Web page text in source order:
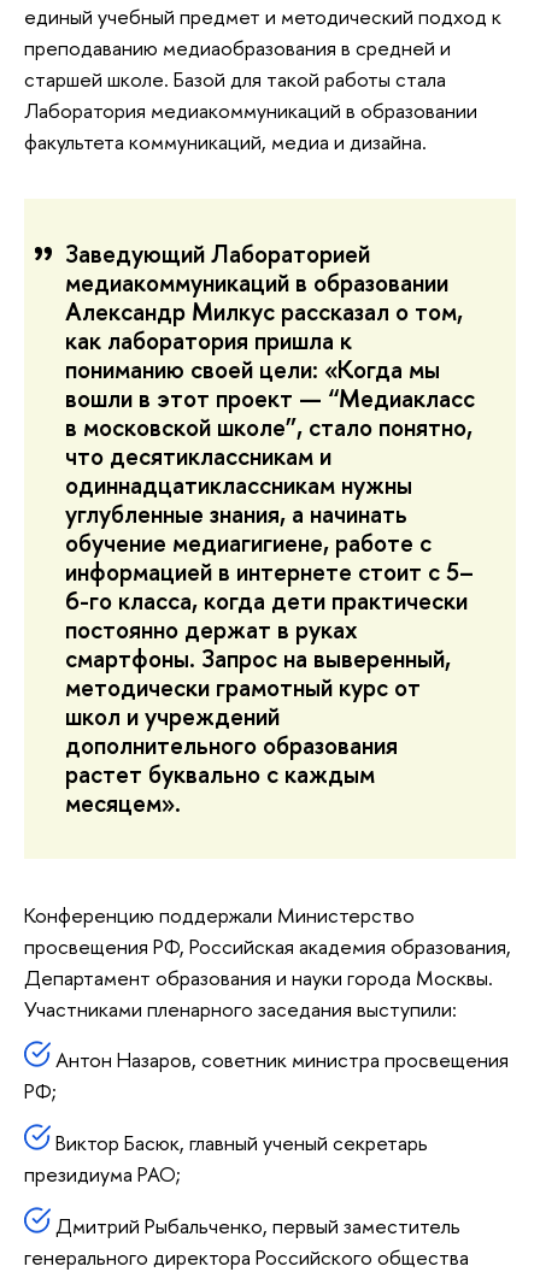
единый учебный предмет и методический подход к
преподаванию медиаобразования в средней и
старшей школе. Базой для такой работы стала
Лаборатория медиакоммуникаций в образовании
факультета коммуникаций, медиа и дизайна.
Заведующий Лабораторией
медиакоммуникаций в образовании
Александр Милкус рассказал о том,
как лаборатория пришла к
пониманию своей цели: «Когда мы
вошли в этот проект — “Медиакласс
в московской школе”, стало понятно,
что десятиклассникам и
одиннадцатиклассникам нужны
углубленные знания, а начинать
обучение медиагигиене, работе с
информацией в интернете стоит с 5–
6-го класса, когда дети практически
постоянно держат в руках
смартфоны. Запрос на выверенный,
методически грамотный курс от
школ и учреждений
дополнительного образования
растет буквально с каждым
месяцем».
Конференцию поддержали Министерство
просвещения РФ, Российская академия образования,
Департамент образования и науки города Москвы.
Участниками пленарного заседания выступили:
Антон Назаров, советник министра просвещения
РФ;
Виктор Басюк, главный ученый секретарь
президиума РАО;
Дмитрий Рыбальченко, первый заместитель
генерального директора Российского общества